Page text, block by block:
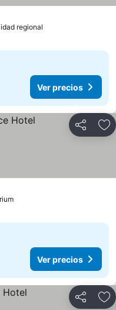
regional
Ver precios
Compartir
Ver precios
Compartir